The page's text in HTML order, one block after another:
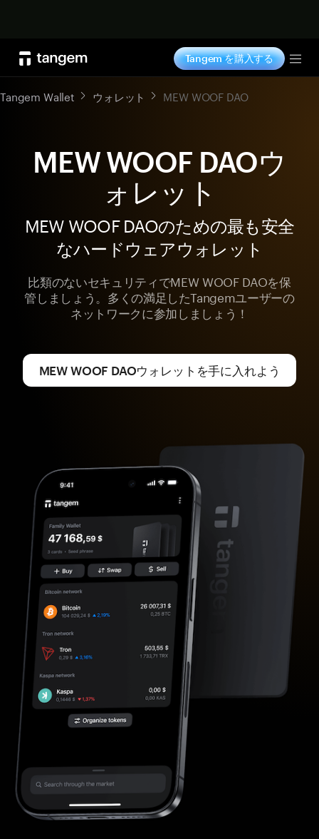
Tangem を購入する
Tangem Wallet ウォレット MEW WOOF DAO
MEW WOOF DAOウ
ォレット
MEW WOOF DAOのための最も安全
なハードウェアウォレット
比類のないセキュリティでMEW WOOF DAOを保
管しましょう。多くの満足したTangemユーザーの
ネットワークに参加しましょう！
MEW WOOF DAOウォレットを手に入れよう